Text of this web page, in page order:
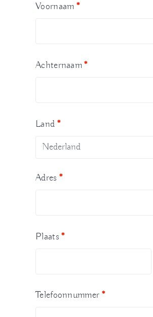
Voornaam *
Achternaam*
Land *
Nederland
Adres *
Plaats*
Telefoonnummer *